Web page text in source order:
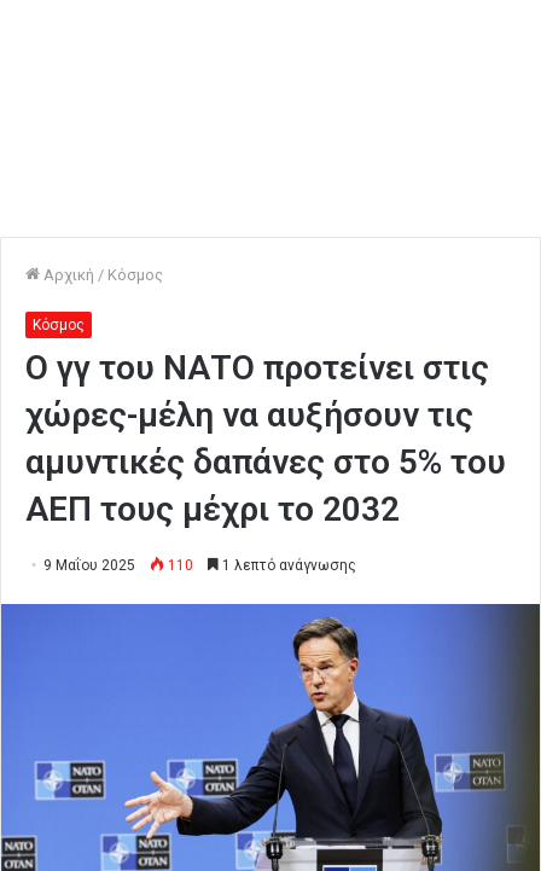
Αρχική / Κόσμος
Κόσμος
Ο γγ του ΝΑΤΟ προτείνει στις
χώρες-μέλη να αυξήσουν τις
αμυντικές δαπάνες στο 5% του
ΑΕΠ τους μέχρι το 2032
9 Μαΐου 2025 110 1 λεπτό ανάγνωσης